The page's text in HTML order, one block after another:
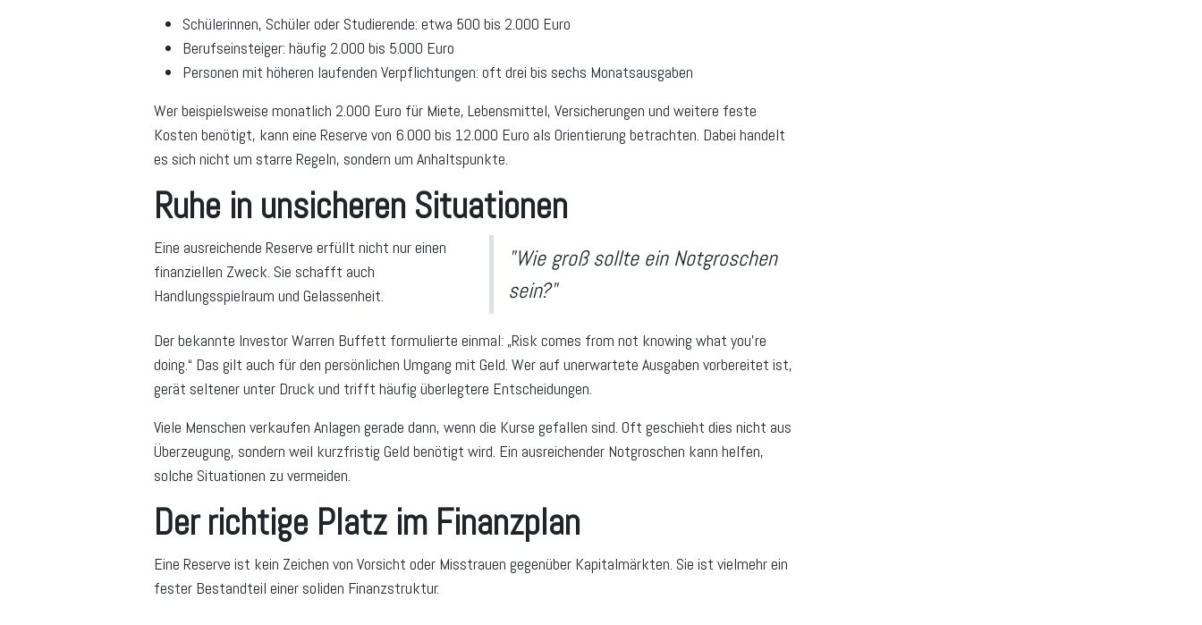
Schülerinnen, Schüler oder Studierende: etwa 500 bis 2.000 Euro
Berufseinsteiger: häufig 2.000 bis 5.000 Euro
Personen mit höheren laufenden Verpflichtungen: oft drei bis sechs Monatsausgaben
Wer beispielsweise monatlich 2.000 Euro für Miete, Lebensmittel, Versicherungen und weitere feste
Kosten benötigt, kann eine Reserve von 6.000 bis 12.000 Euro als Orientierung betrachten. Dabei handelt
es sich nicht um starre Regeln, sondern um Anhaltspunkte.
Ruhe in unsicheren Situationen
Eine ausreichende Reserve erfüllt nicht nur einen
finanziellen Zweck. Sie schafft auch
Handlungsspielraum und Gelassenheit.
"Wie groß sollte ein Notgroschen
sein?"
Der bekannte Investor Warren Buffett formulierte einmal: „Risk comes from not knowing what you're
doing.“ Das gilt auch für den persönlichen Umgang mit Geld. Wer auf unerwartete Ausgaben vorbereitet ist,
gerät seltener unter Druck und trifft häufig überlegtere Entscheidungen.
Viele Menschen verkaufen Anlagen gerade dann, wenn die Kurse gefallen sind. Oft geschieht dies nicht aus
Überzeugung, sondern weil kurzfristig Geld benötigt wird. Ein ausreichender Notgroschen kann helfen,
solche Situationen zu vermeiden.
Der richtige Platz im Finanzplan
Eine Reserve ist kein Zeichen von Vorsicht oder Misstrauen gegenüber Kapitalmärkten. Sie ist vielmehr ein
fester Bestandteil einer soliden Finanzstruktur.